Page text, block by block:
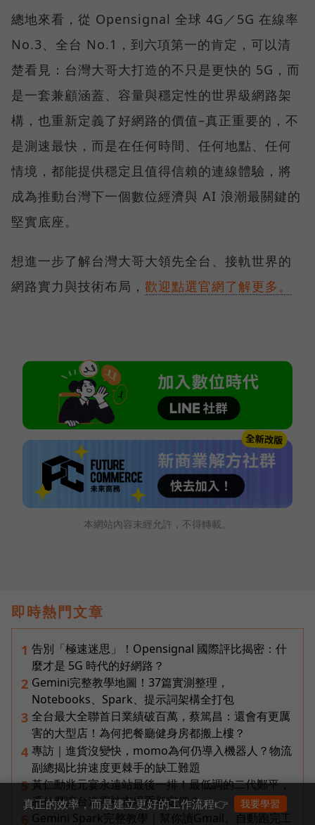
總地來看，從 Opensignal 全球 4G／5G 在線率
No.3、全台 No.1，到六項第一的肯定，可以清
楚看見：台灣大哥大打造的不只是更快的 5G，而
是一套兼顧涵蓋、容量與穩定性的世界級網路架
構，也重新定義了好網路的價值–真正重要的，不
是測速最快，而是在任何時間、任何地點、任何
情境，都能提供穩定且值得信賴的連線體驗，將
成為推動台灣下一個數位經濟與 AI 浪潮最關鍵的
堅實底座。
想進一步了解台灣大哥大領先全台、接軌世界的
網路實力與技術布局， 歡迎點選官網了解更多。
本網站內容未經允許，不得轉載。
即時熱門文章
1 告別「極速迷思」！Opensignal 國際評比揭密：什
麼才是 5G 時代的好網路？
2 Gemini完整教學地圖！37篇實測整理，
Notebooks、Spark、提示詞架構全打包
3 全台最大全聯首日業績破百萬，蔡篤昌：還會有更厲
害的大型店！為何把餐廳健身房都搬上樓？
4 專訪｜進貨沒變快，momo為何仍導入機器人？物流
副總揭比拚速度更棘手的缺工難題
5 黃仁勳兆元宴永遠站最後一排！最低調的二代鄭平，
憑什麼讓台達電被市場重新定價？
Gemini Spark完整教學｜幫你讀Gmail、自動跑完工
真正的效率，而是建立更好的工作流程👉 我要學習